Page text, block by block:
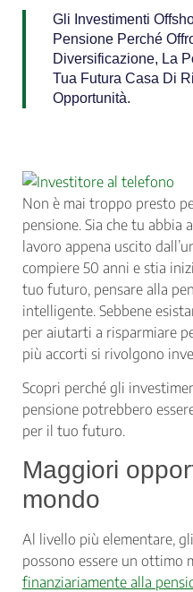
Gli Investimenti
Pensione Perché
Diversificazione, La
Tua Futura Casa Di
Opportunità.
Non è mai troppo presto
pensione. Sia che tu
lavoro appena uscito
compiere 50 anni e stia
tuo futuro, pensare alla
intelligente. Sebbene
per aiutarti a risparmiare
più accorti si rivolgono
Scopri perché gli
pensione potrebbero
per il tuo futuro.
Maggiori
mondo
Al livello più elementare,
possono essere un ottimo
finanziariamente alla